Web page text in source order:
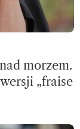
morzem.
„fraise